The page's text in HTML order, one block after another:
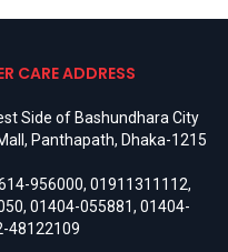
CARE ADDRESS
Side of Bashundhara City
Panthapath, Dhaka-1215
956000,01911311112,
,01404-055881,01404-
48122109